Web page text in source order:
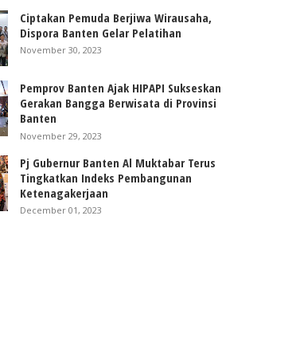
Ciptakan Pemuda Berjiwa Wirausaha,
Dispora Banten Gelar Pelatihan
November 30, 2023
Pemprov Banten Ajak HIPAPI Sukseskan
Gerakan Bangga Berwisata di Provinsi
Banten
November 29, 2023
Pj Gubernur Banten Al Muktabar Terus
Tingkatkan Indeks Pembangunan
Ketenagakerjaan
December 01, 2023